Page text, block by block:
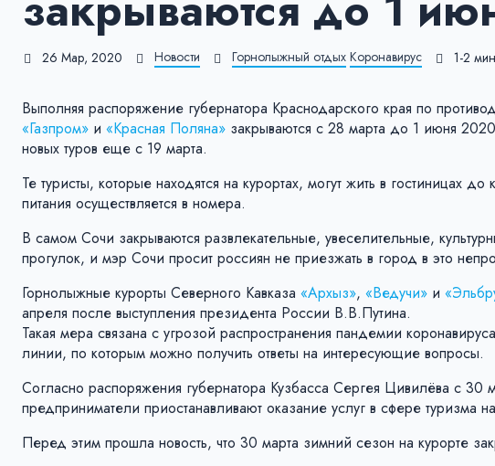
26 Мар, 2020 Новости Горнолыжный отдых Коронавирус 1-2
Выполняя распоряжение губернатора Краснодарского края по
«Газпром» и «Красная Поляна» закрываются с 28 марта до 1 июня
новых туров еще с 19 марта.
Те туристы, которые находятся на курортах, могут жить в
питания осуществляется в номера.
В самом Сочи закрываются развлекательные, увеселительные,
прогулок, и мэр Сочи просит россиян не приезжать в город в это
Горнолыжные курорты Северного Кавказа «Архыз», «Ведучи» и
апреля после выступления президента России В.В.Путина.
Такая мера связана с угрозой распространения пандемии
линии, по которым можно получить ответы на интересующие вопросы.
Согласно распоряжения губернатора Кузбасса Сергея Цивилёва с
предприниматели приостанавливают оказание услуг в сфере туризма
Перед этим прошла новость, что 30 марта зимний сезон на курорте